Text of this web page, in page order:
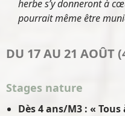
herbe s’y donneront à
pourrait même être
DU 17 AU 21 AOÛT
Stages nature
Dès 4 ans/M3 : «